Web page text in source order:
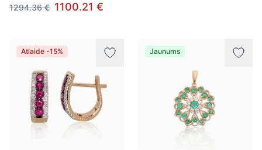
1294.36 € 1100.21 €
Atlaide -15% Jaunums